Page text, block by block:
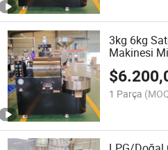
3kg 6kg
Makinesi
Makinesi
$
1 Parça